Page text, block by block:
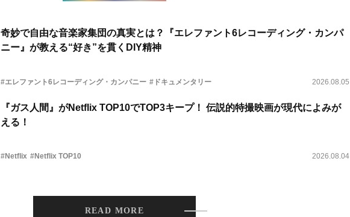
奇妙で自由な音楽家集団の真実とは？『エレファント6レコーディング・カンパ
ニー』が教える“好き”を貫くDIY精神
#エレファント6レコーディング・カンパニー #ドキュメンタリー 2026.08.05
『ガス人間』がNetflix TOP10でTOP3キープ！ 伝説的特撮映画が現代によみが
える！
#Netflix #Netflix TOP10 2026.08.04
READ MORE